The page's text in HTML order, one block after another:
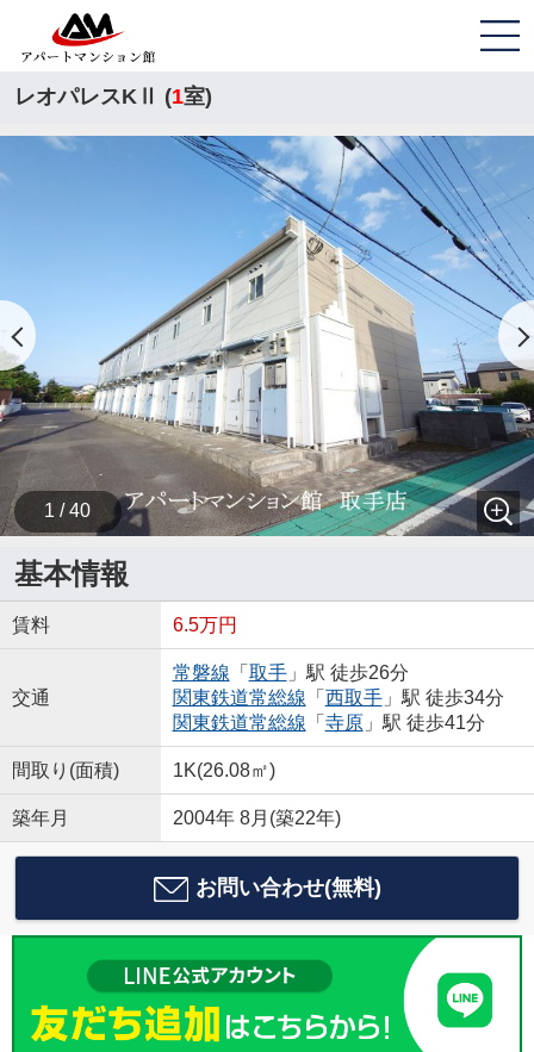
レオパレスKⅡ (1室)
1 / 40
基本情報
賃料 6.5万円
交通
常磐線 「 取手」駅 徒歩26分
関東鉄道常総線 「 西取手」駅 徒歩34分
関東鉄道常総線 「 寺原」駅 徒歩41分
間取り(面積) 1K(26.08㎡)
築年月 2004年 8月(築22年)
お問い合わせ(無料)